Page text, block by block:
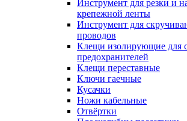
Инструмент для резки и
крепежной ленты
Инструмент для
проводов
Клещи изолирующие для
предохранителей
Клещи переставные
Ключи гаечные
Кусачки
Ножи кабельные
Отвёртки